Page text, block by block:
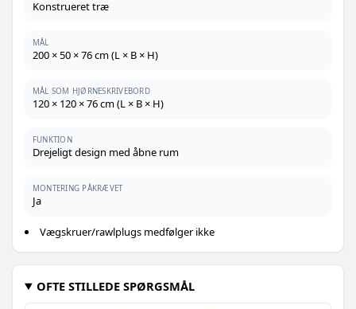
Konstrueret træ
MÅL
200 × 50 × 76 cm (L × B × H)
MÅL SOM HJØRNESKRIVEBORD
120 × 120 × 76 cm (L × B × H)
FUNKTION
Drejeligt design med åbne rum
MONTERING PÅKRÆVET
Ja
Vægskruer/rawlplugs medfølger ikke
OFTE STILLEDE SPØRGSMÅL